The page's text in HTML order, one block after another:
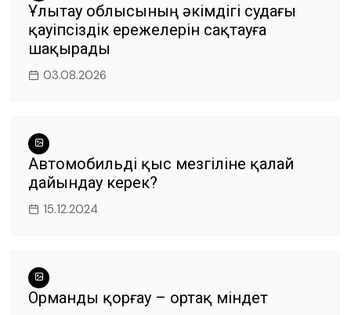
Ұлытау облысының әкімдігі судағы
қауіпсіздік ережелерін сақтауға
шақырады
03.08.2026
Автомобильді қыс мезгіліне қалай
дайындау керек?
15.12.2024
Орманды қорғау – ортақ міндет